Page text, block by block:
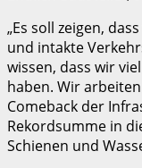
„Es soll zeigen,
und intakte
wissen, dass wir
haben. Wir
Comeback der
Rekordsumme in
Schienen und